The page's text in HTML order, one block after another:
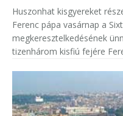
Huszonhat kisgyereket
Ferenc pápa vasárnap a
megkeresztelkedésének ünnepén. A
tizenhárom kisfiú fejére